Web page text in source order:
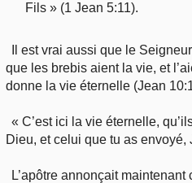
Fils » (1 Jean 5:11).
Il est vrai aussi que le
que les brebis aient la vie, et
donne la vie éternelle (Jean
« C’est ici la vie éternelle,
Dieu, et celui que tu as envoyé,
L’apôtre annonçait